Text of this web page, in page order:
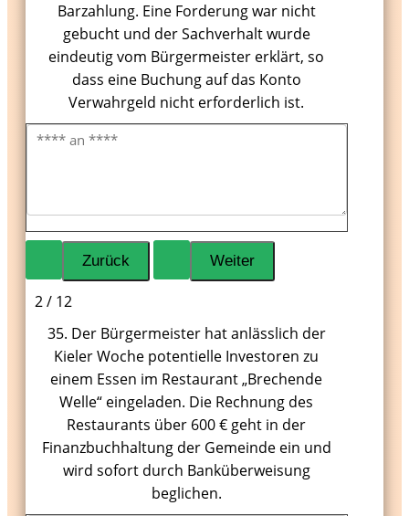
Barzahlung. Eine Forderung war nicht
gebucht und der Sachverhalt wurde
eindeutig vom Bürgermeister erklärt, so
dass eine Buchung auf das Konto
Verwahrgeld nicht erforderlich ist.
2 / 12
35. Der Bürgermeister hat anlässlich der
Kieler Woche potentielle Investoren zu
einem Essen im Restaurant „Brechende
Welle“ eingeladen. Die Rechnung des
Restaurants über 600 € geht in der
Finanzbuchhaltung der Gemeinde ein und
wird sofort durch Banküberweisung
beglichen.